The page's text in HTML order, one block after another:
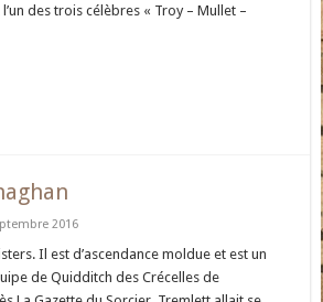
des trois célèbres « Troy – Mullet –
2016
Il est d’ascendance moldue et est un
de Quidditch des Crécelles de